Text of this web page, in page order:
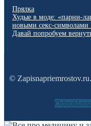
Прялка
Худые в моде: «парни-
новыми секс-символами
Давай попробуем
©